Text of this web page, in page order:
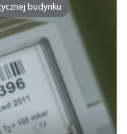
budynku